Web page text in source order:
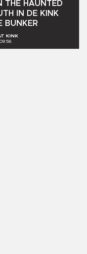
THE HAUNTED
IN DE KINK
BUNKER
KINK